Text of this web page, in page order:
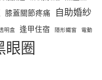
膝蓋關節疼痛
自助婚紗
明盒 逢甲住宿 隱形鐵窗 電動
眼圈